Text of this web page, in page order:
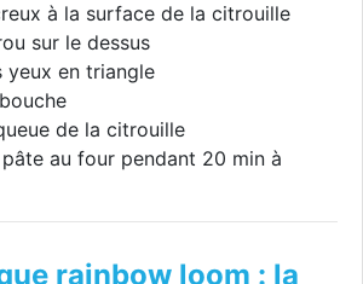
à la surface de la citrouille
sur le dessus
yeux en triangle
de la citrouille
au four pendant 20 min à
rainbow loom : la